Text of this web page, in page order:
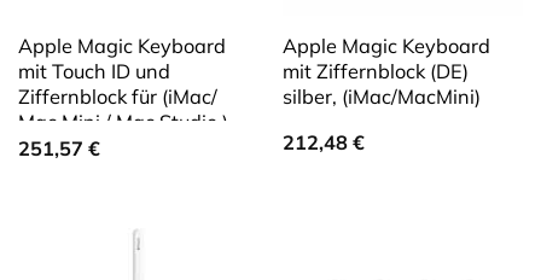
Apple Magic Keyboard
mit Touch ID und
Ziffernblock für (iMac/
Mac Mini / Mac Studio )
Modelle mit Apple Chip –
251,57 €
Apple Magic Keyboard
mit Ziffernblock (DE)
silber, (iMac/MacMini)
212,48 €